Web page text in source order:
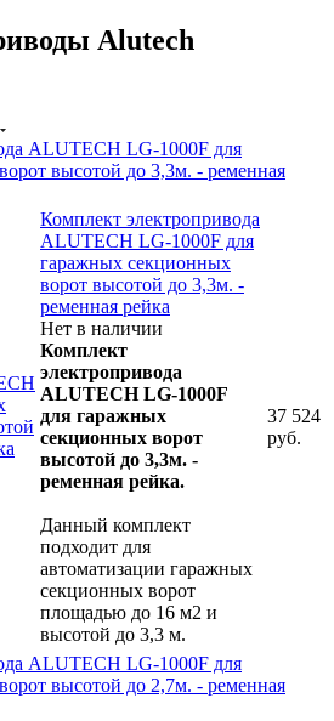
Alutech
ALUTECH LG-1000F для
высотой до 3,3м. - ременная
Комплект электропривода
ALUTECH LG-1000F для
гаражных секционных
ворот высотой до 3,3м. -
ременная рейка
Нет в наличии
Комплект
электропривода
ALUTECH LG-1000F
для гаражных
секционных ворот
высотой до 3,3м. -
ременная рейка.
Данный комплект
подходит для
автоматизации гаражных
секционных ворот
площадью до 16 м2 и
высотой до 3,3 м.
37 524
руб.
ALUTECH LG-1000F для
высотой до 2,7м. - ременная